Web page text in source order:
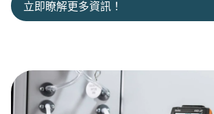
立即瞭解更多資訊！